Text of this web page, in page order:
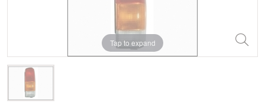
Tap to expand